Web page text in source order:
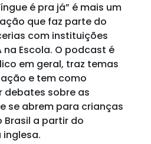
é pra já” é mais um
que faz parte do
com instituições
Escola. O podcast é
em geral, traz temas
e tem como
debates sobre as
se abrem para crianças
Brasil a partir do